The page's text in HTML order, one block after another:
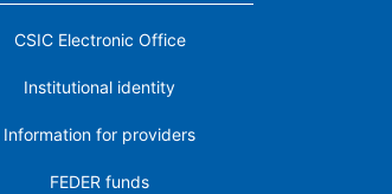
CSIC Electronic Office
Institutional identity
Information for providers
FEDER funds